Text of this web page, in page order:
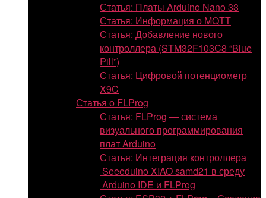
Статья: Платы Arduino Nano 33
Статья: Информация о MQTT
Статья: Добавление нового
контроллера (STM32F103C8 “Blue
Pill”)
Статья: Цифровой потенциометр
X9C
Статья о FLProg
Статья: FLProg — система
визуального программирования
плат Arduino
Статья: Интеграция контроллера
Seeeduino XIAO samd21 в среду
Arduino IDE и FLProg